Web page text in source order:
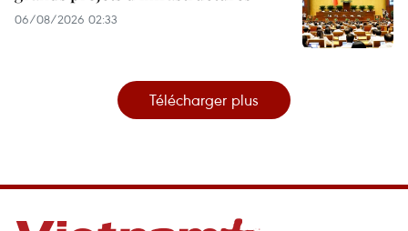
06/08/2026 02:33
Télécharger plus